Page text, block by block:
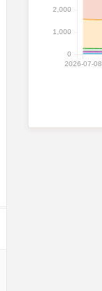
2026-07-08
0
1,000
2,000